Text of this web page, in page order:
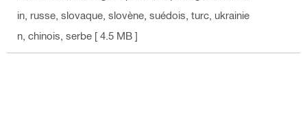
in, russe, slovaque, slovène, suédois, turc, ukrainie
n, chinois, serbe [ 4.5 MB ]